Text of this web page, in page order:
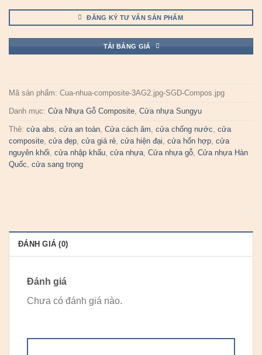
ĐĂNG KÝ TƯ VẤN SẢN PHẨM
TẢI BẢNG GIÁ
Mã sản phẩm: Cua-nhua-composite-3AG2.jpg-SGD-Compos.jpg
Danh mục: Cửa Nhựa Gỗ Composite, Cửa nhựa Sungyu
Thẻ: cửa abs, cửa an toàn, Cửa cách âm, cửa chống nước, cửa
composite, cửa đẹp, cửa giá rẻ, cửa hiện đại, cửa hổn hợp, cửa
nguyên khối, cửa nhập khẩu, cửa nhựa, Cửa nhựa gỗ, Cửa nhựa Hàn
Quốc, cửa sang trọng
ĐÁNH GIÁ (0)
Đánh giá
Chưa có đánh giá nào.